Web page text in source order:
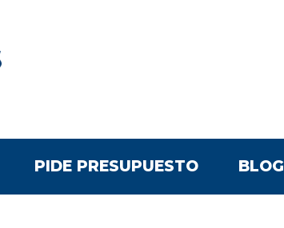
PIDE PRESUPUESTO BLOG